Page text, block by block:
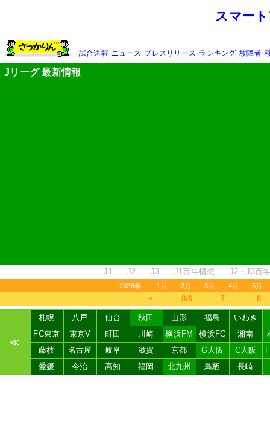
スマー
試合速報 ニュース プレスリリース ランキング 故障者
Jリーグ 最新情報
J1 J2 J3 J1百年構想 J2・J3百
2026年 1月 2月 3月 4月 5月
＜ 8/6 7 8
≪
札幌 八戸 仙台 秋田 山形 福島
いわき
FC東京
東京V 町田 川崎 横浜FM 横浜FC 湘南
藤枝
名古屋 岐阜 滋賀 京都 G大阪 C大阪
愛媛
今治 高知 福岡 北九州 鳥栖 長崎